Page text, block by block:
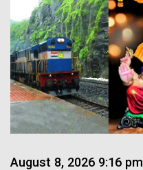
August 8, 2026 9:16 pm